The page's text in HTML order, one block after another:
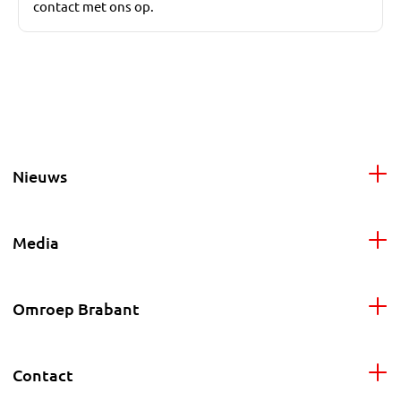
contact met ons op.
Nieuws
Media
Omroep Brabant
Contact